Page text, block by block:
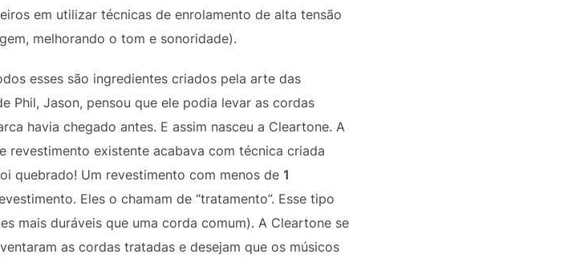
em utilizar técnicas de enrolamento de alta tensão
melhorando o tom e sonoridade).
esses são ingredientes criados pela arte das
Phil, Jason, pensou que ele podia levar as cordas
havia chegado antes. E assim nasceu a Cleartone. A
existente acabava com técnica criada
quebrado! Um revestimento com menos de 1
Eles o chamam de “tratamento”. Esse tipo
mais duráveis que uma corda comum). A Cleartone se
as cordas tratadas e desejam que os músicos